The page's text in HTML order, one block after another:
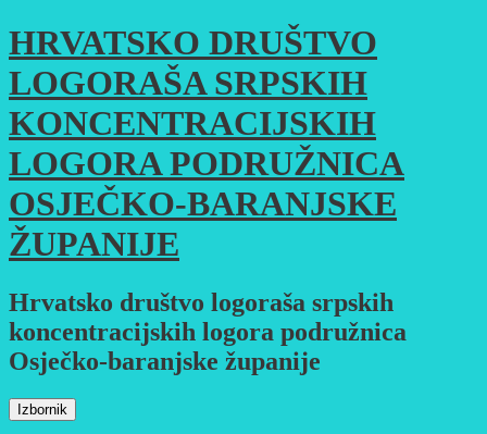
Skoči
do
sadržaja
HRVATSKO DRUŠTVO
LOGORAŠA SRPSKIH
KONCENTRACIJSKIH
LOGORA PODRUŽNICA
OSJEČKO-BARANJSKE
ŽUPANIJE
Hrvatsko društvo logoraša srpskih
koncentracijskih logora podružnica
Osječko-baranjske županije
Izbornik